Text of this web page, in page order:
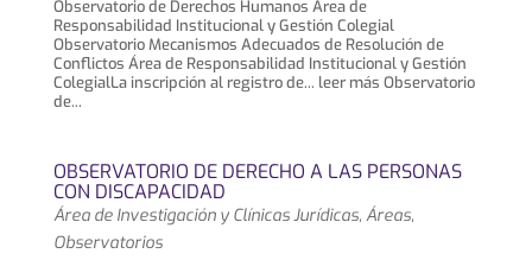
Observatorio de Derechos Humanos Área de
Responsabilidad Institucional y Gestión Colegial
Observatorio Mecanismos Adecuados de Resolución de
Conflictos Área de Responsabilidad Institucional y Gestión
ColegialLa inscripción al registro de... leer más Observatorio
de...
OBSERVATORIO DE DERECHO A LAS PERSONAS
CON DISCAPACIDAD
Área de Investigación y Clínicas Jurídicas, Áreas,
Observatorios